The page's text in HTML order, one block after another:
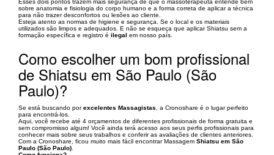
sobre anatomia e fisiologia do corpo humano e a forma correta de aplicar a técnica
para não trazer desconfortos ou lesões ao cliente.
Esteja atento as normas de higiene e segurança. Se o local e os materiais
utilizados são limpos e adequados. E não se esqueça que aplicar Shiatsu sem a
formação específica e registro é ilegal em nosso país.
Como escolher um bom profissional
de Shiatsu em São Paulo (São
Paulo)?
Se está buscando porexcelentes Massagistas , a Cronoshare é o lugar perfeito
para encontrá-los.
Aqui, você recebe até 4 orçamentos de diferentes profissionais de forma gratuita e
sem compromisso algum! Você ainda terá acesso aos seus perfis profissionais para
conhecer mais sobre seus trabalhos e conferir as avaliações de clientes anteriores.
Com a Cronoshare, ficou muito mais fácil encontrar Massagem Shiatsu em São
Paulo (São Paulo)